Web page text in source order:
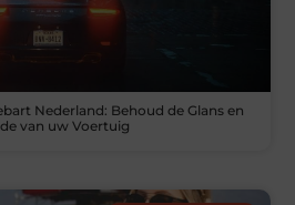
Nederland: Behoud de Glans en
van uw Voertuig